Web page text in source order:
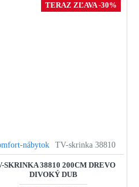
TERAZ ZĽAVA -30%
nábytok TV-skrinka 38810
SKRINKA 38810 200CM DREVO
DIVOKÝ DUB